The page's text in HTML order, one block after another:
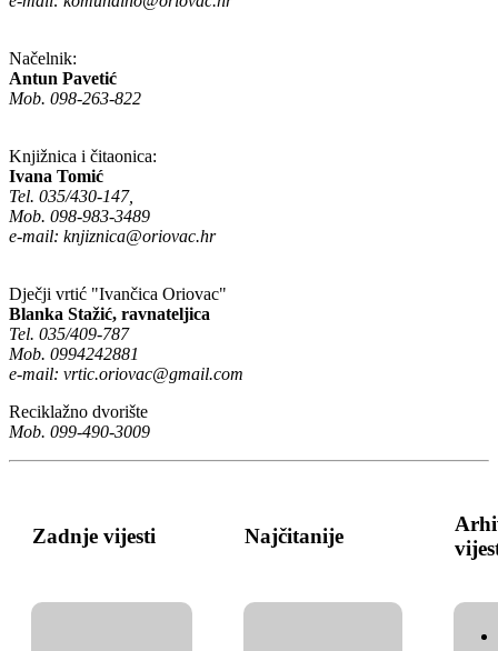
Načelnik:
Antun Pavetić
Mob. 098-263-822
Knjižnica i čitaonica:
Ivana Tomić
Tel. 035/430-147,
Mob. 098-983-3489
e-mail: knjiznica@oriovac.hr
Dječji vrtić "Ivančica Oriovac"
Blanka Stažić, ravnateljica
Tel. 035/409-787
Mob. 0994242881
e-mail: vrtic.oriovac@gmail.com
Reciklažno dvorište
Mob. 099-490-3009
Zadnje vijesti Najčitanije